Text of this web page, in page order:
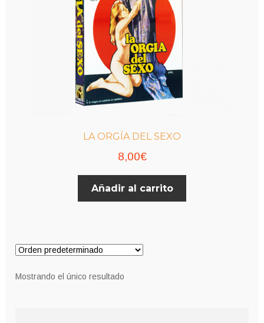
LA ORGÍA DEL SEXO
8,00€
Añadir al carrito
Mostrando el único resultado